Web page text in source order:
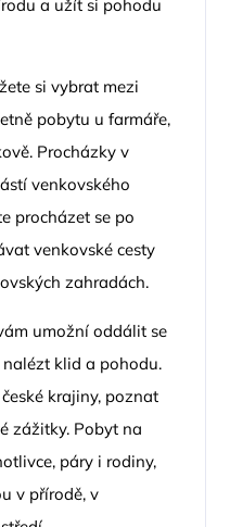
a užít si pohodu
si vybrat mezi
pobytu u farmáře,
Procházky v
venkovského
procházet se po
venkovské cesty
zahradách.
umožní oddálit se
klid a pohodu.
krajiny, poznat
zážitky. Pobyt na
páry i rodiny,
v přírodě, v